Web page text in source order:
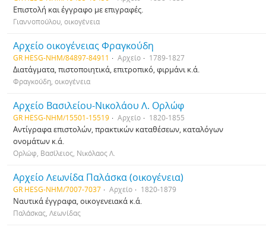
Επιστολή και έγγραφο με επιγραφές.
Γιαννοπούλου, οικογένεια
Αρχείο οικογένειας Φραγκούδη
GR HESG-NHM/84897-84911 Αρχείο 1789-1827
Διατάγματα, πιστοποιητικά, επιτροπικό, φιρμάνι κ.ά.
Φραγκούδη, οικογένεια
Αρχείο Βασιλείου-Νικολάου Λ. Ορλώφ
GR HESG-NHM/15501-15519 Αρχείο 1820-1855
Αντίγραφα επιστολών, πρακτικών καταθέσεων, καταλόγων
ονομάτων κ.ά.
Ορλώφ, Βασίλειος, Νικόλαος Λ.
Αρχείο Λεωνίδα Παλάσκα (οικογένεια)
GR HESG-NHM/7007-7037 Αρχείο 1820-1879
Ναυτικά έγγραφα, οικογενειακά κ.ά.
Παλάσκας, Λεωνίδας